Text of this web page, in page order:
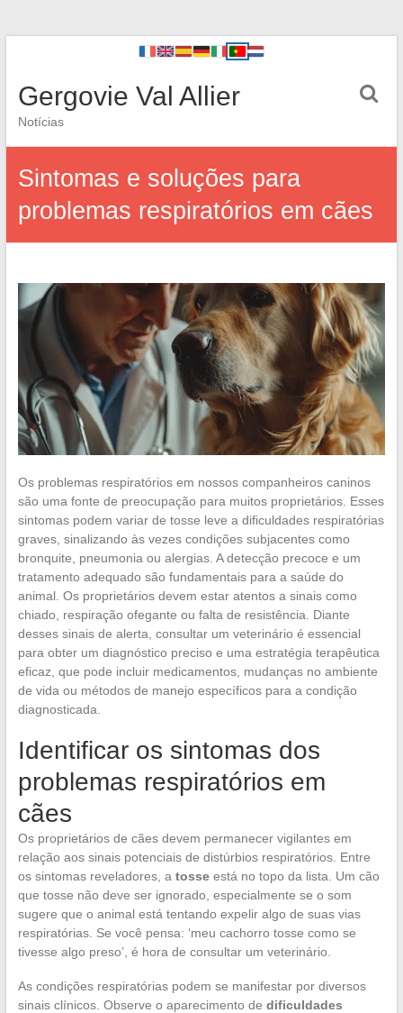
Gergovie Val Allier
Notícias
Sintomas e soluções para
problemas respiratórios em cães
Os problemas respiratórios em nossos companheiros caninos
são uma fonte de preocupação para muitos proprietários. Esses
sintomas podem variar de tosse leve a dificuldades respiratórias
graves, sinalizando às vezes condições subjacentes como
bronquite, pneumonia ou alergias. A detecção precoce e um
tratamento adequado são fundamentais para a saúde do
animal. Os proprietários devem estar atentos a sinais como
chiado, respiração ofegante ou falta de resistência. Diante
desses sinais de alerta, consultar um veterinário é essencial
para obter um diagnóstico preciso e uma estratégia terapêutica
eficaz, que pode incluir medicamentos, mudanças no ambiente
de vida ou métodos de manejo específicos para a condição
diagnosticada.
Identificar os sintomas dos
problemas respiratórios em
cães
Os proprietários de cães devem permanecer vigilantes em
relação aos sinais potenciais de distúrbios respiratórios. Entre
os sintomas reveladores, a tosseestá no topo da lista. Um cão
que tosse não deve ser ignorado, especialmente se o som
sugere que o animal está tentando expelir algo de suas vias
respiratórias. Se você pensa: ‘meu cachorro tosse como se
tivesse algo preso’, é hora de consultar um veterinário.
As condições respiratórias podem se manifestar por diversos
sinais clínicos. Observe o aparecimento de dificuldades